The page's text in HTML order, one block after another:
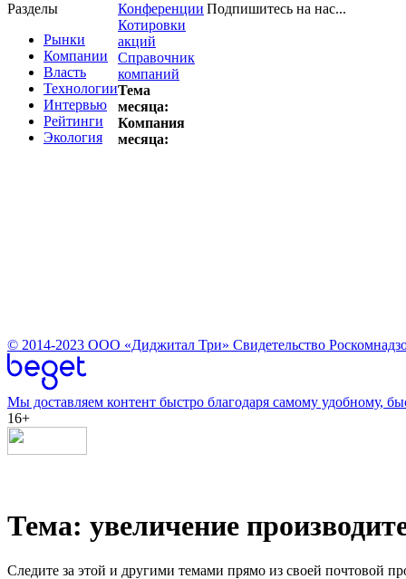
Разделы
Рынки
Компании
Власть
Технологии
Интервью
Рейтинги
Экология
Конференции
Котировки
акций
Справочник
компаний
Тема
месяца:
Компания
месяца:
Подпишитесь на нас...
© 2014-2023 ООО «Диджитал Три» Свидетельство
Мы доставляем контент быстро благодаря самому удобному,
16+
Тема: увеличение
Следите за этой и другими темами прямо из своей почтовой